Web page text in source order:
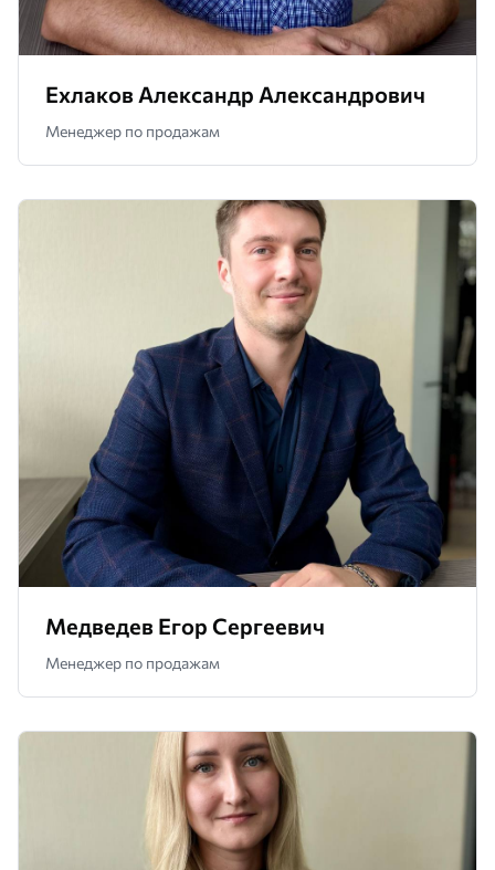
Ехлаков Александр Александрович
Менеджер по продажам
Медведев Егор Сергеевич
Менеджер по продажам